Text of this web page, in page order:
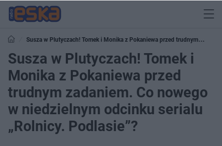
Susza w Plutyczach! Tomek i Monika z Pokaniewa przed trudnym
zadaniem. Co nowego w niedzielnym odcinku serialu „Rolnicy. Podlasie”?
Susza w Plutyczach! Tomek i
Monika z Pokaniewa przed
trudnym zadaniem. Co nowego
w niedzielnym odcinku serialu
„Rolnicy. Podlasie”?